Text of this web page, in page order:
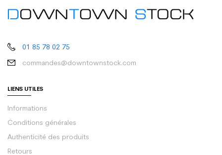
01 85 78 02 75
commandes@downtownstock.com
LIENS UTILES
Informations
Conditions générales
Authenticité des produits
Retours